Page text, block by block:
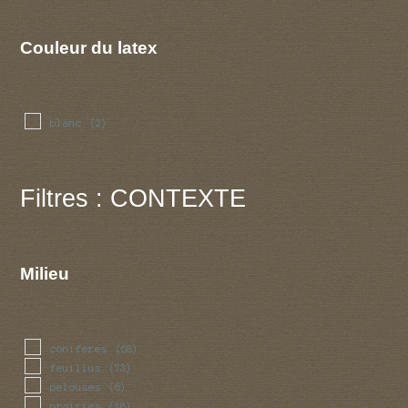
Couleur du latex
blanc (2)
Filtres : CONTEXTE
Milieu
coniferes (68)
feuillus (73)
pelouses (6)